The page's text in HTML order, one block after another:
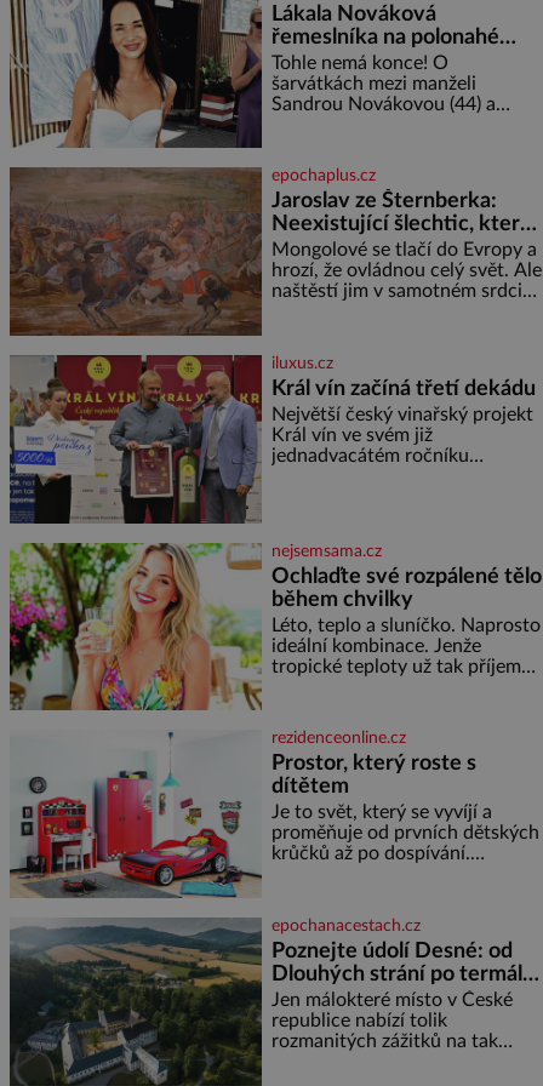
Lákala Nováková
řemeslníka na polonahé
tělo!
Tohle nemá konce! O
šarvátkách mezi manželi
Sandrou Novákovou (44) a
by doufal, že horká zem u
herečky ze seriálu Ulice a
režiséra vychladne,
epochaplus.cz
Jaroslav ze Šternberka:
Neexistující šlechtic, který
z Moravy vyžene Mongoly
Mongolové se tlačí do Evropy a
hrozí, že ovládnou celý svět. Ale
naštěstí jim v samotném srdci
dobyvatelské hordy zastavit. Co
nedokáže žádná z asijských říší,
co nedokážou Němci – to
dokáže český král. Nebo že by
ne? Mongolové od roku 1223
postupují podél Kaspického a
iluxus.cz
Král vín začíná třetí dekádu
Největší český vinařský projekt
Král vín ve svém již
jednadvacátém ročníku
nejsemsama.cz
Ochlaďte své rozpálené tělo
během chvilky
Léto, teplo a sluníčko. Naprosto
ideální kombinace. Jenže
tropické teploty už tak příjemné
dyž se nám tropy zaryjí pod
kůži, hledáme úlevu v bazénu
nebo pomocí klimatizace. Jenže
ne vždycky můžeme být v jejich
blízkosti. Nemusíte však zoufat.
Pokud budete mít promyšlený
jídelníček, žadné pařáky si na
rezidenceonline.cz
Prostor, který roste s
dítětem
Je to svět, který se vyvíjí a
proměňuje od prvních dětských
krůčků až po dospívání.
soustředění i odpočinek a
reaguje na každou etapu života
a specifické potřeby dítěte. Pro
nejmenší je klíčová
jednoduchost, měkkost a
bezpečí, proto by pokoj
miminka měl působit především
epochanacestach.cz
Poznejte údolí Desné: od
Dlouhých strání po termální
prameny
Jen málokteré místo v České
republice nabízí tolik
rozmanitých zážitků na tak